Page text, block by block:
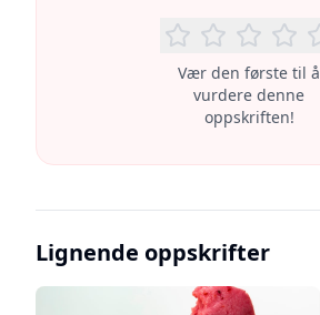
Vær den første til å
vurdere denne
oppskriften!
Lignende oppskrifter